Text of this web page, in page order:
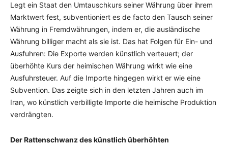
Legt ein Staat den Umtauschkurs seiner Währung über ihrem
Marktwert fest, subventioniert es de facto den Tausch seiner
Währung in Fremdwährungen, indem er, die ausländische
Währung billiger macht als sie ist. Das hat Folgen für Ein- und
Ausfuhren: Die Exporte werden künstlich verteuert; der
überhöhte Kurs der heimischen Währung wirkt wie eine
Ausfuhrsteuer. Auf die Importe hingegen wirkt er wie eine
Subvention. Das zeigte sich in den letzten Jahren auch im
Iran, wo künstlich verbilligte Importe die heimische Produktion
verdrängten.
Der Rattenschwanz des künstlich überhöhten